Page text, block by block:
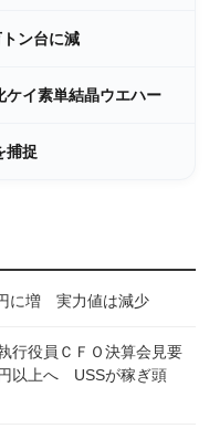
ン台に減
イ素単結晶ウエハー
捕捉
に増 実力値は減少
行役員ＣＦＯ決算会見要
以上へ USSが稼ぎ頭